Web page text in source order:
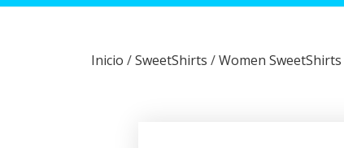
Inicio /SweetShirts /Women SweetShirts